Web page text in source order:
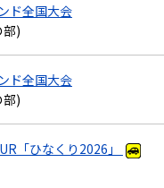
ド全国大会
)
ド全国大会
)
「ひなくり2026」